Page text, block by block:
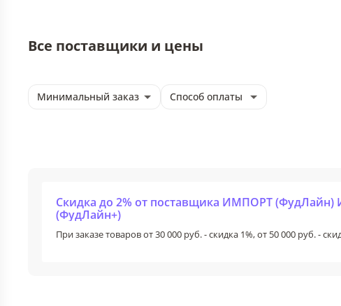
Все поставщики и цены
Минимальный заказ Способ оплаты
Скидка до 2% от поставщика ИМПОРТ
(ФудЛайн+)
При заказе товаров от 30 000 руб. - скидка 1%, от 50 000 руб. -